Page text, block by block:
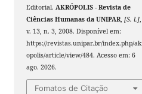
Editorial.AKRÓPOLIS - Revista de
Ciências Humanas da UNIPAR,[S. l.],
v. 13, n. 3, 2008. Disponível em:
https://revistas.unipar.br/index.php/
opolis/article/view/484. Acesso em: 6
ago. 2026.
Fomatos de Citação